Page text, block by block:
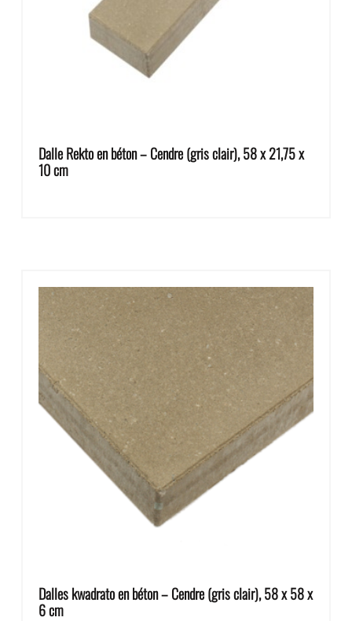
Dalle Rekto en béton – Cendre (gris clair), 58 x 21,75 x
10 cm
Dalles kwadrato en béton – Cendre (gris clair), 58 x 58 x
6 cm